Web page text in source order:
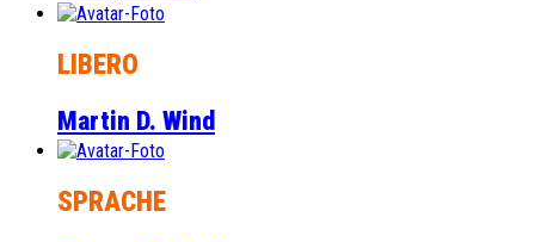
LIBERO
Martin D. Wind
SPRACHE